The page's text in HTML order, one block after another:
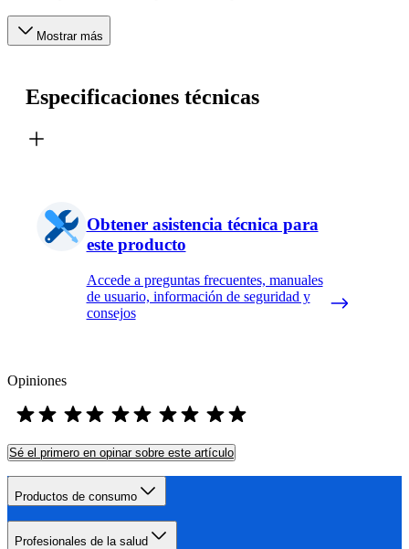
Mostrar más
Especificaciones técnicas
Obtener asistencia técnica para
este producto
Accede a preguntas frecuentes, manuales
de usuario, información de seguridad y
consejos
Opiniones
Sé el primero en opinar sobre este artículo
Productos de consumo
Profesionales de la salud